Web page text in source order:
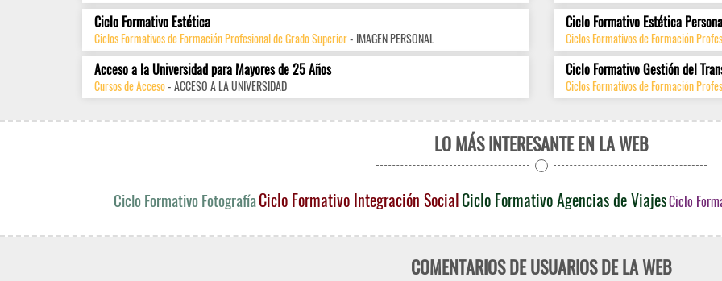
Ciclo Formativo Estética
Ciclos Formativos de Formación Profesional de Grado Superior- IMAGEN PERSONAL
Ciclo Formativo Estética
Ciclos Formativos de Formación
Acceso a la Universidad para Mayores de 25 Años
Cursos de Acceso- ACCESO A LA UNIVERSIDAD
Ciclo Formativo Gestión del
Ciclos Formativos de Formación
LO MÁS INTERESANTE EN LA WEB
Ciclo Formativo FotografíaCiclo Formativo Integración SocialCiclo Formativo Agencias de ViajesCiclo
COMENTARIOS DE USUARIOS DE LA WEB